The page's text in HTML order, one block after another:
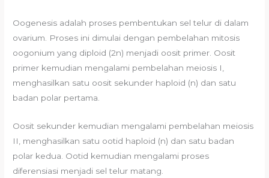
Oogenesis adalah proses pembentukan sel telur di dalam
ovarium. Proses ini dimulai dengan pembelahan mitosis
oogonium yang diploid (2n) menjadi oosit primer. Oosit
primer kemudian mengalami pembelahan meiosis I,
menghasilkan satu oosit sekunder haploid (n) dan satu
badan polar pertama.
Oosit sekunder kemudian mengalami pembelahan meiosis
II, menghasilkan satu ootid haploid (n) dan satu badan
polar kedua. Ootid kemudian mengalami proses
diferensiasi menjadi sel telur matang.